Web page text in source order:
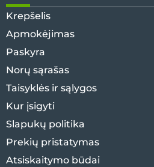
Krepšelis
Apmokėjimas
Paskyra
Norų sąrašas
Taisyklės ir sąlygos
Kur įsigyti
Slapukų politika
Prekių pristatymas
Atsiskaitymo būdai